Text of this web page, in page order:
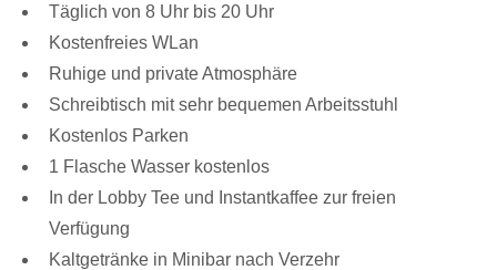
Täglich von 8 Uhr bis 20 Uhr
Kostenfreies WLan
Ruhige und private Atmosphäre
Schreibtisch mit sehr bequemen Arbeitsstuhl
Kostenlos Parken
1 Flasche Wasser kostenlos
In der Lobby Tee und Instantkaffee zur freien
Verfügung
Kaltgetränke in Minibar nach Verzehr